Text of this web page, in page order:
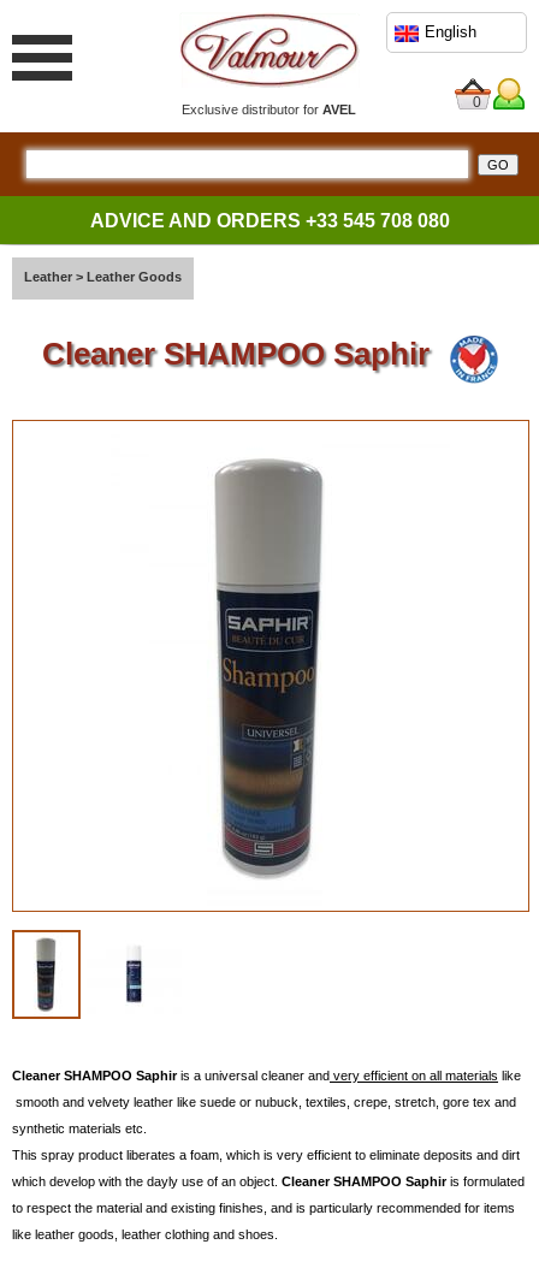
Exclusive distributor forAVEL
English
0
ADVICE AND ORDERS +33 545 708 080
Leather > Leather Goods
Cleaner SHAMPOO Saphir
Cleaner SHAMPOO Saphiris a universal cleaner and very efficient on all materials like
smooth and velvety leather like suede or nubuck, textiles, crepe, stretch, gore tex and
synthetic materials etc.
This spray product liberates a foam, which is very efficient to eliminate deposits and dirt
which develop with the dayly use of an object. Cleaner SHAMPOO Saphiris formulated
to respect the material and existing finishes, and is particularly recommended for items
like leather goods, leather clothing and shoes.